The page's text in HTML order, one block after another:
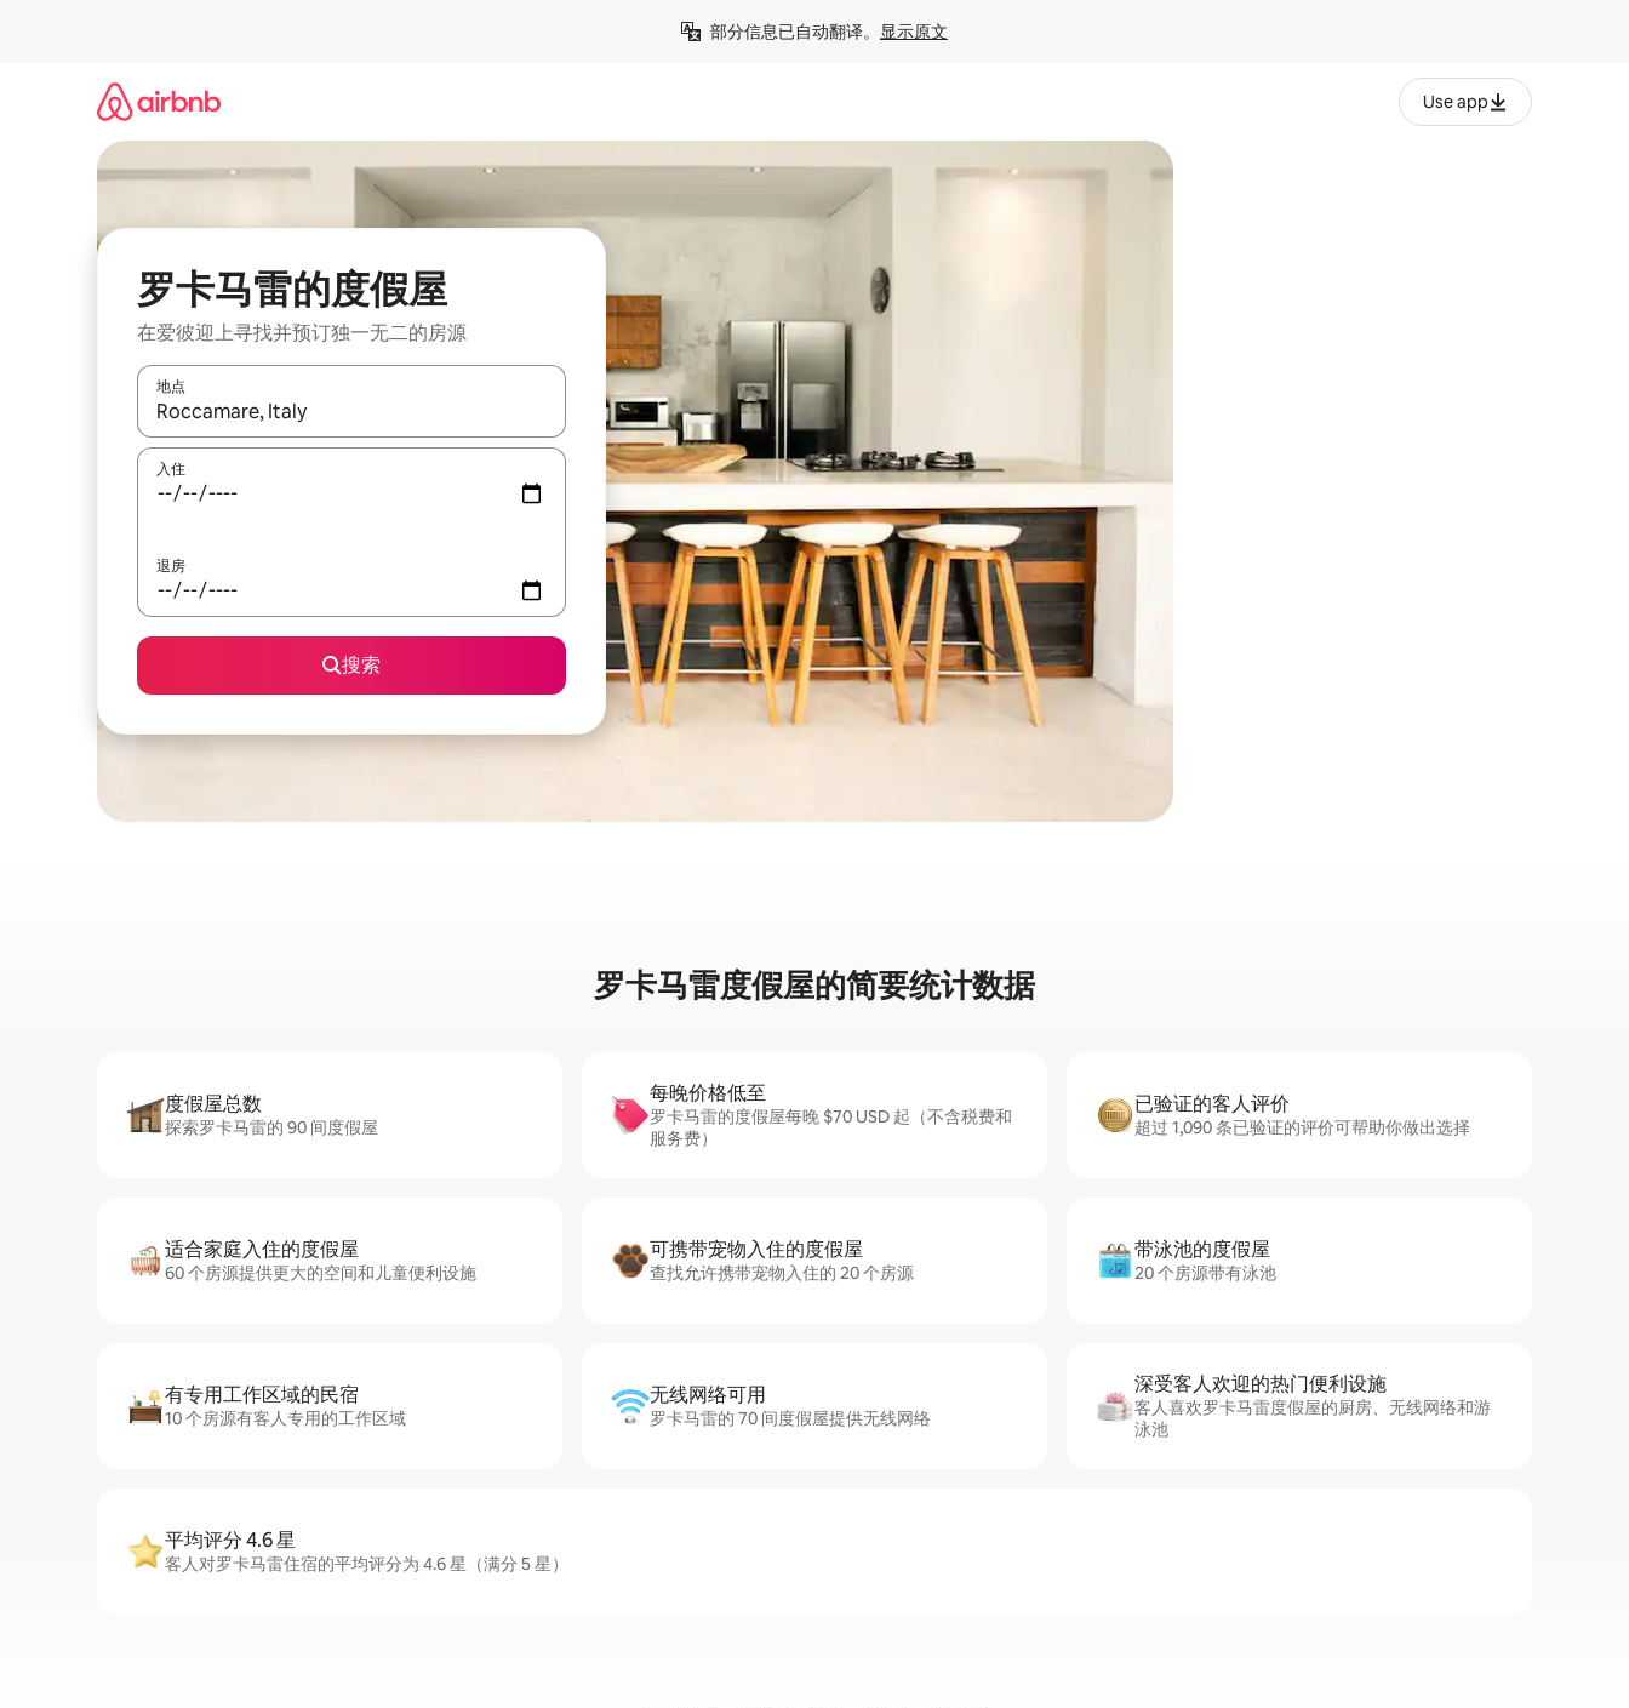
部分信息已自动翻译。 显示原文
Use app
罗卡马雷的度假屋
在爱彼迎上寻找并预订独一无二的房源
地点
如有搜索结果，请使用上下方向键查看，或通过点击或滑动手势浏览。
入住
退房
搜索
罗卡马雷度假屋的简要统计数据
度假屋总数
探索罗卡马雷的 90 间度假屋
每晚价格低至
罗卡马雷的度假屋每晚 $70 USD 起（不含税费和
服务费）
已验证的客人评价
超过 1,090 条已验证的评价可帮助你做出选择
适合家庭入住的度假屋
60 个房源提供更大的空间和儿童便利设施
可携带宠物入住的度假屋
查找允许携带宠物入住的 20 个房源
带泳池的度假屋
20 个房源带有泳池
有专用工作区域的民宿
10 个房源有客人专用的工作区域
无线网络可用
罗卡马雷的 70 间度假屋提供无线网络
深受客人欢迎的热门便利设施
客人喜欢罗卡马雷度假屋的厨房、无线网络和游
泳池
平均评分 4.6 星
客人对罗卡马雷住宿的平均评分为 4.6 星（满分 5 星）